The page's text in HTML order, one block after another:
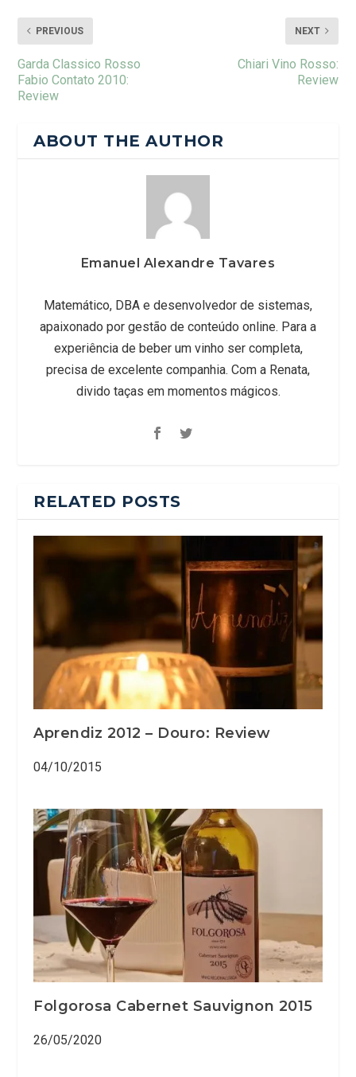
PREVIOUS
Garda Classico Rosso
Fabio Contato 2010:
Review
NEXT
Chiari Vino Rosso:
Review
ABOUT THE AUTHOR
Emanuel Alexandre Tavares
Matemático, DBA e desenvolvedor de sistemas,
apaixonado por gestão de conteúdo online. Para a
experiência de beber um vinho ser completa,
precisa de excelente companhia. Com a Renata,
divido taças em momentos mágicos.
RELATED POSTS
Aprendiz 2012 – Douro: Review
04/10/2015
Folgorosa Cabernet Sauvignon 2015
26/05/2020